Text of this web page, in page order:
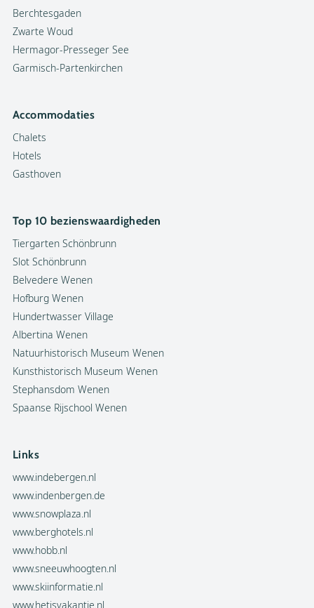
Berchtesgaden
Zwarte Woud
Hermagor-Presseger See
Garmisch-Partenkirchen
Accommodaties
Chalets
Hotels
Gasthoven
Top 10 bezienswaardigheden
Tiergarten Schönbrunn
Slot Schönbrunn
Belvedere Wenen
Hofburg Wenen
Hundertwasser Village
Albertina Wenen
Natuurhistorisch Museum Wenen
Kunsthistorisch Museum Wenen
Stephansdom Wenen
Spaanse Rijschool Wenen
Links
www.indebergen.nl
www.indenbergen.de
www.snowplaza.nl
www.berghotels.nl
www.hobb.nl
www.sneeuwhoogten.nl
www.skiinformatie.nl
www.hetisvakantie.nl